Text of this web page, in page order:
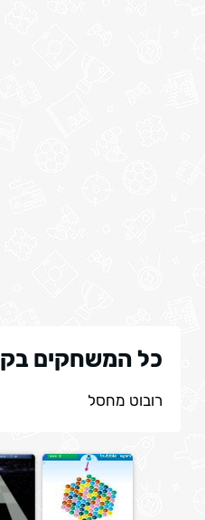
כל המשחקים
רובוט מחסל